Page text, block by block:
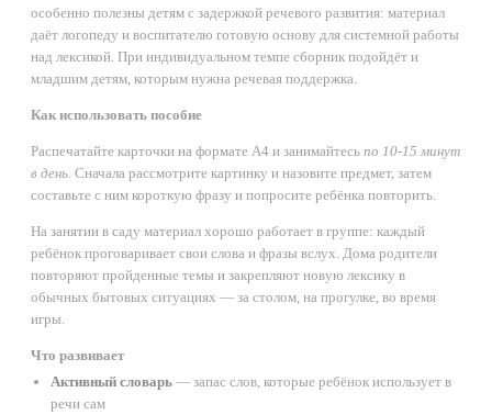
особенно полезны детям с задержкой речевого развития: материал
даёт логопеду и воспитателю готовую основу для системной работы
над лексикой. При индивидуальном темпе сборник подойдёт и
младшим детям, которым нужна речевая поддержка.
Как использовать пособие
Распечатайте карточки на формате А4 и занимайтесь по 10-15 минут
в день . Сначала рассмотрите картинку и назовите предмет, затем
составьте с ним короткую фразу и попросите ребёнка повторить.
На занятии в саду материал хорошо работает в группе: каждый
ребёнок проговаривает свои слова и фразы вслух. Дома родители
повторяют пройденные темы и закрепляют новую лексику в
обычных бытовых ситуациях — за столом, на прогулке, во время
игры.
Что развивает
Активный словарь — запас слов, которые ребёнок использует в
речи сам